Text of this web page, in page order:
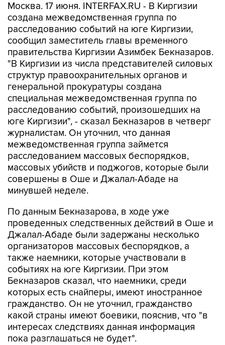
Москва. 17 июня. INTERFAX.RU - В Киргизии
создана межведомственная группа по
расследованию событий на юге Киргизии,
сообщил заместитель главы временного
правительства Киргизии Азимбек Бекназаров.
"В Киргизии из числа представителей силовых
структур правоохранительных органов и
генеральной прокуратуры создана
специальная межведомственная группа по
расследованию событий, произошедших на
юге Киргизии", - сказал Бекназаров в четверг
журналистам. Он уточнил, что данная
межведомственная группа займется
расследованием массовых беспорядков,
массовых убийств и поджогов, которые были
совершены в Оше и Джалал-Абаде на
минувшей неделе.
По данным Бекназарова, в ходе уже
проведенных следственных действий в Оше и
Джалал-Абаде были задержаны несколько
организаторов массовых беспорядков, а
также наемники, которые участвовали в
событиях на юге Киргизии. При этом
Бекназаров сказал, что наемники, среди
которых есть снайперы, имеют иностранное
гражданство. Он не уточнил, гражданство
какой страны имеют боевики, пояснив, что "в
интересах следствиях данная информация
пока разглашаться не будет".